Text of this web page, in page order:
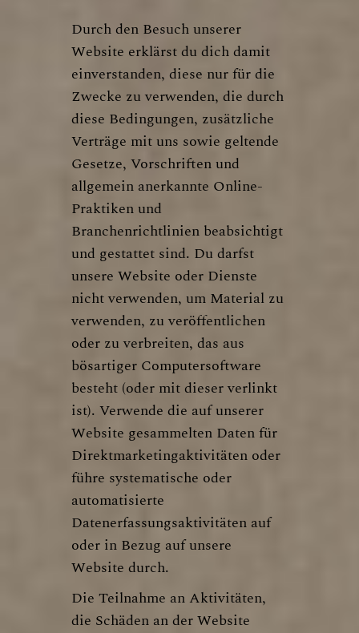
Durch den Besuch unserer
Website erklärst du dich damit
einverstanden, diese nur für die
Zwecke zu verwenden, die durch
diese Bedingungen, zusätzliche
Verträge mit uns sowie geltende
Gesetze, Vorschriften und
allgemein anerkannte Online-
Praktiken und
Branchenrichtlinien beabsichtigt
und gestattet sind. Du darfst
unsere Website oder Dienste
nicht verwenden, um Material zu
verwenden, zu veröffentlichen
oder zu verbreiten, das aus
bösartiger Computersoftware
besteht (oder mit dieser verlinkt
ist). Verwende die auf unserer
Website gesammelten Daten für
Direktmarketingaktivitäten oder
führe systematische oder
automatisierte
Datenerfassungsaktivitäten auf
oder in Bezug auf unsere
Website durch.
Die Teilnahme an Aktivitäten,
die Schäden an der Website